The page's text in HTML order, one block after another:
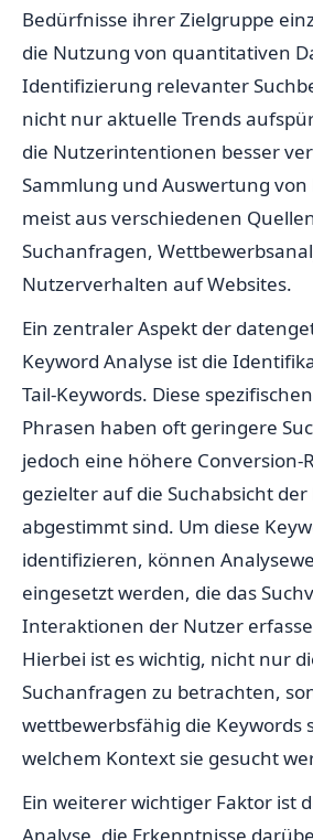
Bedürfnisse ihrer Zielgruppe
die Nutzung von quantitativen
Identifizierung relevanter
nicht nur aktuelle Trends
die Nutzerintentionen besser
Sammlung und Auswertung
meist aus verschiedenen
Suchanfragen,
Nutzerverhalten auf Websites.
Ein zentraler Aspekt der
Keyword Analyse ist die
Tail-Keywords. Diese
Phrasen haben oft geringere
jedoch eine höhere Conversion-
gezielter auf die Suchabsicht
abgestimmt sind. Um diese
identifizieren, können
eingesetzt werden, die das
Interaktionen der Nutzer
Hierbei ist es wichtig, nicht nur
Suchanfragen zu betrachten,
wettbewerbsfähig die Keywords
welchem Kontext sie gesucht
Ein weiterer wichtiger Faktor ist